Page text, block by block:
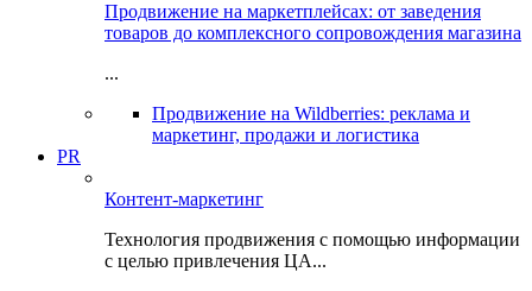
Продвижение на маркетплейсах: от заведения
товаров до комплексного сопровождения магазина
...
Продвижение на Wildberries: реклама и
маркетинг, продажи и логистика
PR
Контент-маркетинг
Технология продвижения с помощью информации
с целью привлечения ЦА...